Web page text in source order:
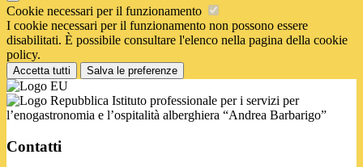
Cookie necessari per il funzionamento
I cookie necessari per il funzionamento non possono essere
disabilitati. È possibile consultare l'elenco nella pagina della cookie
policy.
Accetta tutti Salva le preferenze
Istituto professionale per i servizi per
l’enogastronomia e l’ospitalità alberghiera “Andrea Barbarigo”
Contatti